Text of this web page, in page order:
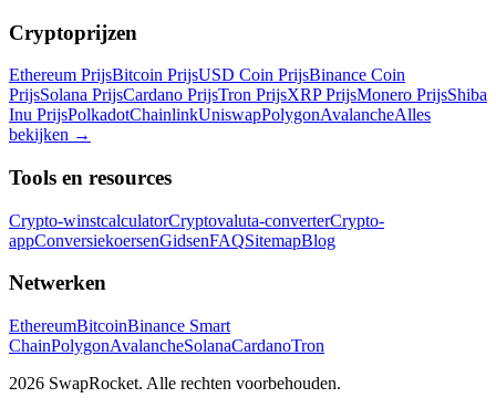
Cryptoprijzen
Ethereum PrijsBitcoin PrijsUSD Coin PrijsBinance Coin
PrijsSolana PrijsCardano PrijsTron PrijsXRP PrijsMonero PrijsShiba
Inu PrijsPolkadotChainlinkUniswapPolygonAvalancheAlles
bekijken →
Tools en resources
Crypto-winstcalculatorCryptovaluta-converterCrypto-
appConversiekoersenGidsenFAQSitemapBlog
Netwerken
EthereumBitcoinBinance Smart
ChainPolygonAvalancheSolanaCardanoTron
2026 SwapRocket. Alle rechten voorbehouden.